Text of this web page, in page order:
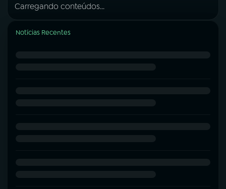
Carregando conteúdos...
Notícias Recentes